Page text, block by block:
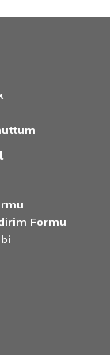
Formu